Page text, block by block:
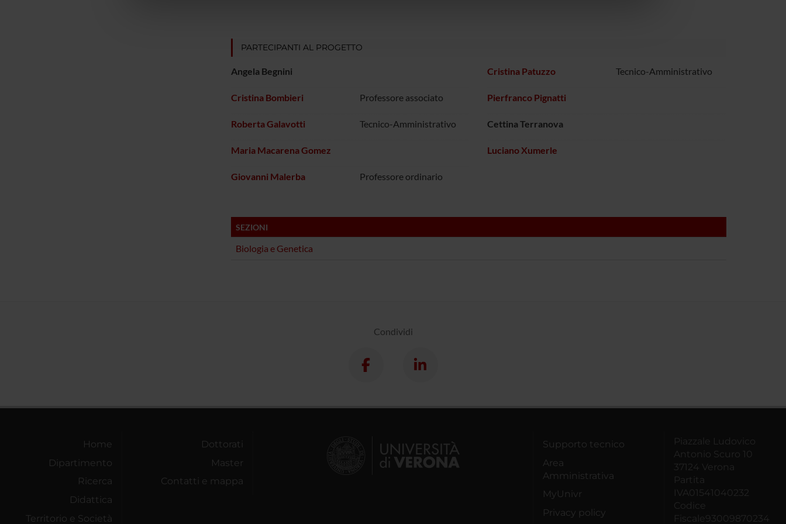
PARTECIPANTI AL PROGETTO
Angela Begnini
Cristina Bombieri Professore associato
Roberta Galavotti Tecnico-Amministrativo
Maria Macarena Gomez
Giovanni Malerba Professore ordinario
Cristina Patuzzo Tecnico-Amministrativo
Pierfranco Pignatti
Cettina Terranova
Luciano Xumerle
SEZIONI
Biologia e Genetica
Condividi
Home
Dipartimento
Ricerca
Didattica
Territorio e Società
Dottorati
Master
Contatti e mappa
Supporto tecnico
Area
Amministrativa
MyUnivr
Privacy policy
Piazzale Ludovico
Antonio Scuro 10
37124 Verona
Partita
IVA01541040232
Codice
Fiscale93009870234